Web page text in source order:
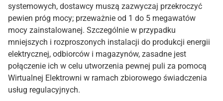
systemowych, dostawcy muszą zazwyczaj przekroczyć
pewien próg mocy; przeważnie od 1 do 5 megawatów
mocy zainstalowanej. Szczególnie w przypadku
mniejszych i rozproszonych instalacji do produkcji energii
elektrycznej, odbiorców i magazynów, zasadne jest
połączenie ich w celu utworzenia pewnej puli za pomocą
Wirtualnej Elektrowni w ramach zbiorowego świadczenia
usług regulacyjnych.